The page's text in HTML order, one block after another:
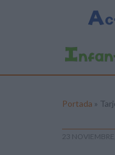
Portada »
23